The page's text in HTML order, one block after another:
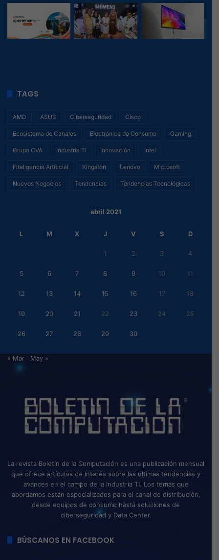
TAGS
AMD ASUS Ciberseguridad Cisco
Ecosistema de Canales Electrónica de Consumo Gaming
Grupo CVA Industria TI Innovación Intel
Inteligencia Artificial Kingston Lenovo Microsoft
Nuevos Negocios Tendencias Tendencias Tecnológicas
abril 2021
L M X J V S D
1 2 3 4
5 6 7 8 9 10 11
12 13 14 15 16 17 18
19 20 21 22 23 24 25
26 27 28 29 30
« Mar May »
La revista Boletín de la Computación es una publicación mensual
que ofrece artículos de interés sobre las últimas tendencias y
avances en el campo de la Industria TI. Los temas que
abordamos están especializados para el canal de distribución,
desde equipos de consumo hasta soluciones de
ciberseguridad y Data Center.
BÚSCANOS EN FACEBOOK